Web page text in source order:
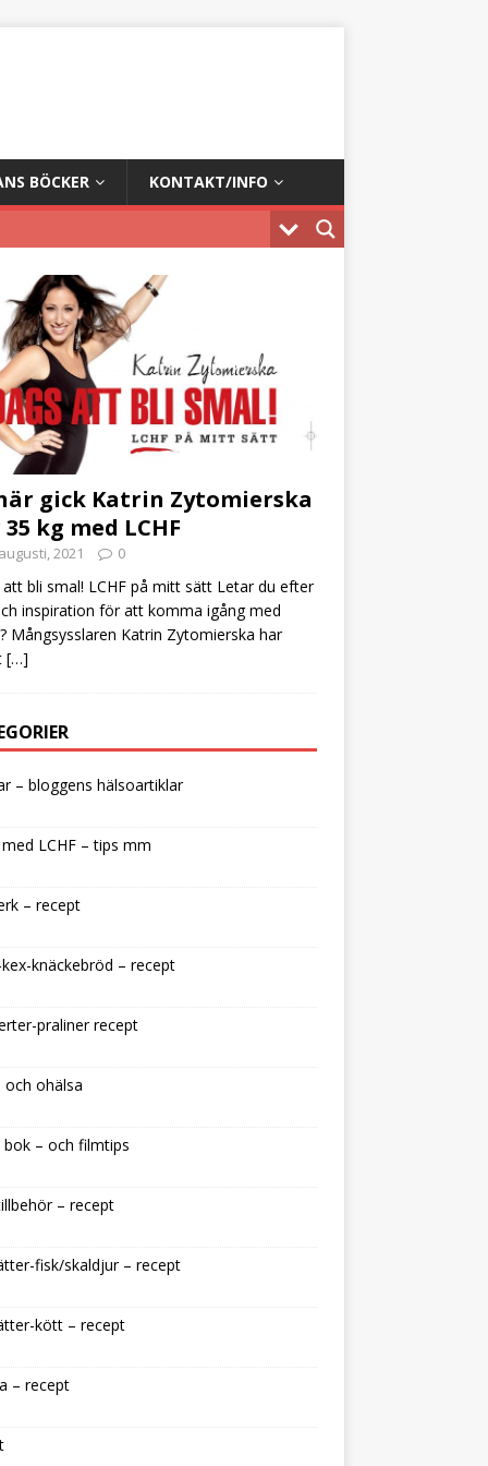
BÖCKER KONTAKT/INFO
gick Katrin Zytomierska
kg med LCHF
2021 0
att bli smal! LCHF på mitt sätt Letar du efter
inspiration för att komma igång med
Mångsysslaren Katrin Zytomierska har
[…]
– bloggens hälsoartiklar
LCHF – tips mm
– recept
knäckebröd – recept
praliner recept
och ohälsa
bok – och filmtips
– recept
fisk/skaldjur – recept
kött – recept
– recept